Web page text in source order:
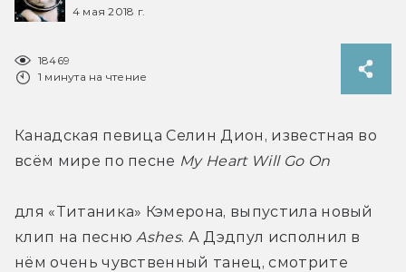
4 мая 2018 г.
18469
1 минута на чтение
Канадская певица Селин Дион, известная во
всём мире по песне My Heart Will Go On
для «Титаника» Кэмерона, выпустила новый
клип на песню Ashes. А Дэдпул исполнил в
нём очень чувственный танец, смотрите